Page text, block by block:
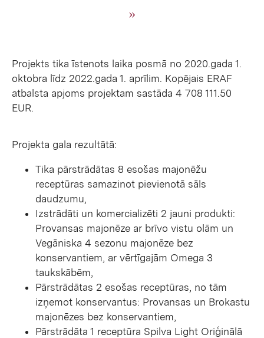
Projekts tika īstenots laika posmā no 2020.gada 1.
oktobra līdz 2022.gada 1. aprīlim. Kopējais ERAF
atbalsta apjoms projektam sastāda 4 708 111.50
EUR.
Projekta gala rezultātā:
Tika pārstrādātas 8 esošas majonēžu
receptūras samazinot pievienotā sāls
daudzumu,
Izstrādāti un komercializēti 2 jauni produkti:
Provansas majonēze ar brīvo vistu olām un
Vegāniska 4 sezonu majonēze bez
konservantiem, ar vērtīgajām Omega 3
taukskābēm,
Pārstrādātas 2 esošas receptūras, no tām
izņemot konservantus: Provansas un Brokastu
majonēzes bez konservantiem,
Pārstrādāta 1 receptūra Spilva Light Oriģinālā